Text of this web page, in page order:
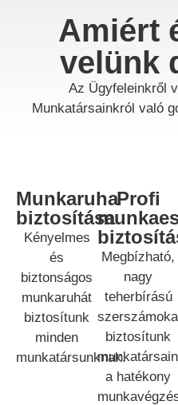
Amiért
velünk
Az Ügyfeleinkről
Munkatársainkról való
Munkaruha
biztosítása
Kényelmes
és
biztonságos
munkaruhát
biztosítunk
minden
munkatársunknak.
Profi
Megbízható,
nagy
teherbírású
biztosítunk
a hatékony